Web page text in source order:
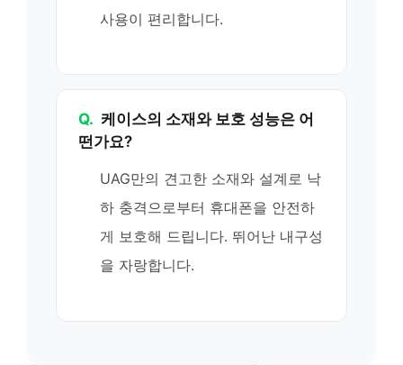
사용이 편리합니다.
Q. 케이스의 소재와 보호 성능은 어
떤가요?
UAG만의 견고한 소재와 설계로 낙
하 충격으로부터 휴대폰을 안전하
게 보호해 드립니다. 뛰어난 내구성
을 자랑합니다.